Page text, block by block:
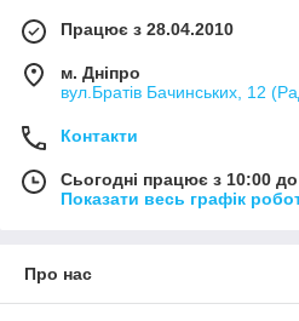
Працює з 28.04.2010
м. Дніпро
вул.Братів Бачинських, 12
Контакти
Сьогодні працює з 10:00
Показати весь графік
Про нас